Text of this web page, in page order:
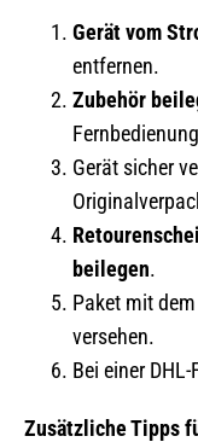
Gerät vom
entfernen.
Zubehör
Gerät sicher
beilegen.
Paket mit dem
versehen.
Bei einer
Zusätzliche Tipps